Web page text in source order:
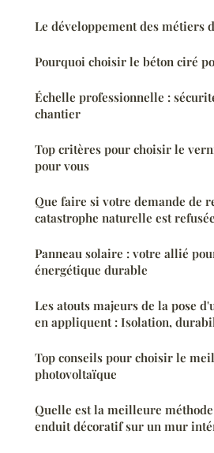
Le développement des métiers
Pourquoi choisir le béton ciré
Échelle professionnelle :
chantier
Top critères pour choisir le
pour vous
Que faire si votre demande de
catastrophe naturelle est
Panneau solaire : votre allié
énergétique durable
Les atouts majeurs de la pose
en appliquent : Isolation,
Top conseils pour choisir le
photovoltaïque
Quelle est la meilleure
enduit décoratif sur un mur